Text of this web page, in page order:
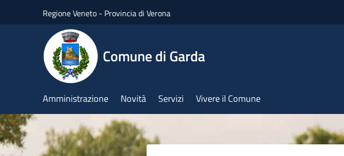
Regione Veneto - Provincia di Verona
Comune di Garda
Amministrazione Novità Servizi Vivere il Comune